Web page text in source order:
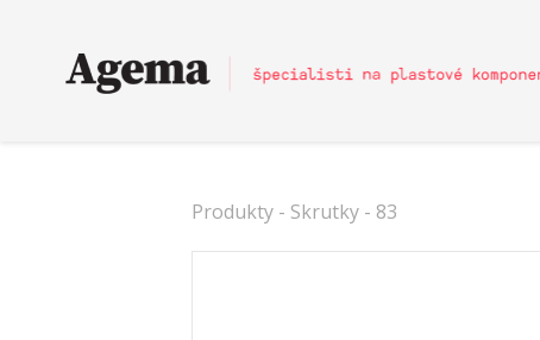
Produkty - Skrutky - 83